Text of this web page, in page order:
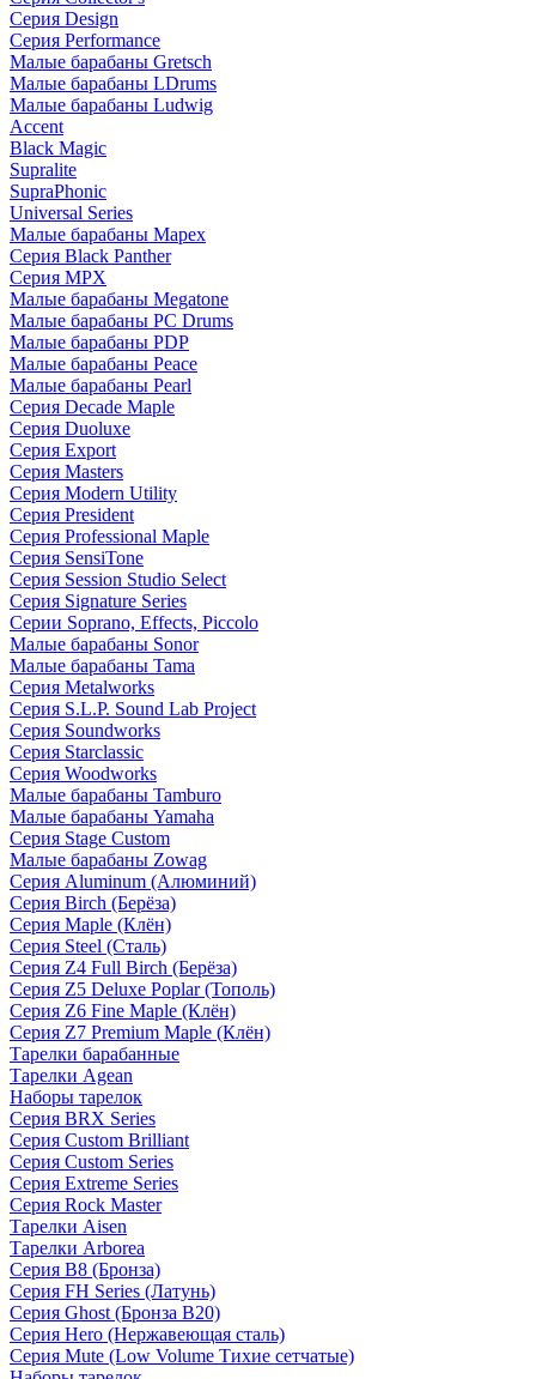
Серия Design
Серия Performance
Малые барабаны Gretsch
Малые барабаны LDrums
Малые барабаны Ludwig
Accent
Black Magic
Supralite
SupraPhonic
Universal Series
Малые барабаны Mapex
Серия Black Panther
Серия MPX
Малые барабаны Megatone
Малые барабаны PC Drums
Малые барабаны PDP
Малые барабаны Peace
Малые барабаны Pearl
Серия Decade Maple
Серия Duoluxe
Серия Export
Серия Masters
Серия Modern Utility
Серия President
Серия Professional Maple
Серия SensiTone
Серия Session Studio Select
Серия Signature Series
Серии Soprano, Effects, Piccolo
Малые барабаны Sonor
Малые барабаны Tama
Серия Metalworks
Серия S.L.P. Sound Lab Project
Серия Soundworks
Серия Starclassic
Серия Woodworks
Малые барабаны Tamburo
Малые барабаны Yamaha
Серия Stage Custom
Малые барабаны Zowag
Серия Aluminum (Алюминий)
Серия Birch (Берёза)
Серия Maple (Клён)
Серия Steel (Сталь)
Серия Z4 Full Birch (Берёза)
Серия Z5 Deluxe Poplar (Тополь)
Серия Z6 Fine Maple (Клён)
Серия Z7 Premium Maple (Клён)
Тарелки барабанные
Тарелки Agean
Наборы тарелок
Серия BRX Series
Серия Custom Brilliant
Серия Custom Series
Серия Extreme Series
Серия Rock Master
Тарелки Aisen
Тарелки Arborea
Серия B8 (Бронза)
Серия FH Series (Латунь)
Серия Ghost (Бронза B20)
Серия Hero (Нержавеющая сталь)
Серия Mute (Low Volume Тихие сетчатые)